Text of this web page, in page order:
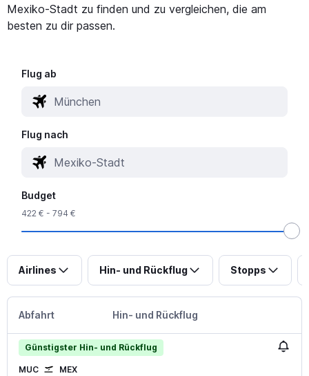
Mexiko-Stadt zu finden und zu vergleichen, die am
besten zu dir passen.
Flug ab
Flug nach
Budget
422 € - 794 €
Airlines Hin- und Rückflug Stopps
Abfahrt Hin- und Rückflug
Günstigster Hin- und Rückflug
MUC MEX